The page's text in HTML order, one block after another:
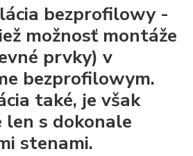
bezprofilowy -
možnosť montáže
prvky) v
bezprofilowym.
také, je však
len s dokonale
stenami.